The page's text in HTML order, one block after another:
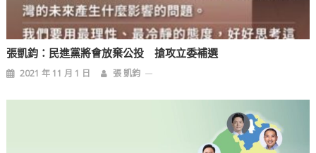
張凱鈞：民進黨將會放棄公投 搶攻立委補選
2021 年 11 月 1 日 張 凱鈞